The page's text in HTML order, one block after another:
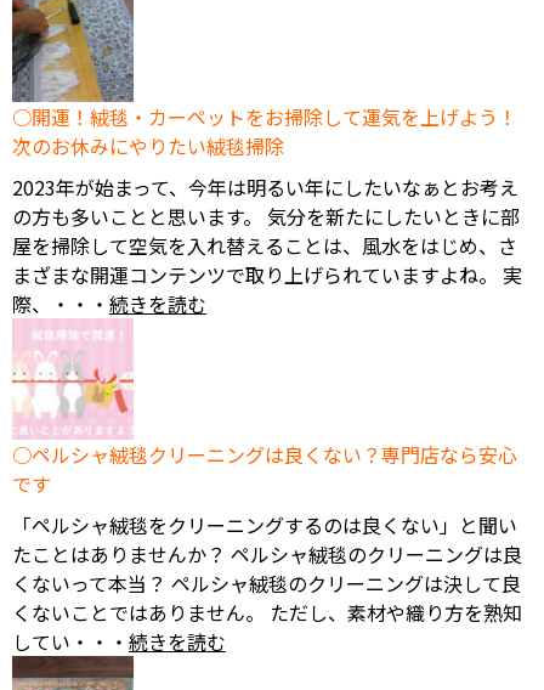
開運！絨毯・カーペットをお掃除して運気を上げよう！
次のお休みにやりたい絨毯掃除
2023年が始まって、今年は明るい年にしたいなぁとお考え
の方も多いことと思います。 気分を新たにしたいときに部
屋を掃除して空気を入れ替えることは、風水をはじめ、さ
まざまな開運コンテンツで取り上げられていますよね。 実
際、・・・ 続きを読む
ペルシャ絨毯クリーニングは良くない？専門店なら安心
です
「ペルシャ絨毯をクリーニングするのは良くない」と聞い
たことはありませんか？ ペルシャ絨毯のクリーニングは良
くないって本当？ ペルシャ絨毯のクリーニングは決して良
くないことではありません。 ただし、素材や織り方を熟知
してい・・・ 続きを読む